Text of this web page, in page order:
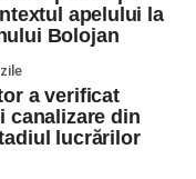
interesate să
de angajare,
a locurilor de
la data de 4
apelului la
Bolojan
a verificat
canalizare din
lucrărilor